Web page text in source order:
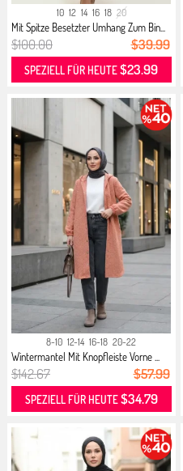
10 12 14 16 18 20
Mit Spitze Besetzter Umhang Zum Bin...
$100.00 $39.99
SPEZIELL FÜR HEUTE$23.99
8-10 12-14 16-18 20-22
Wintermantel Mit Knopfleiste Vorne ...
$142.67 $57.99
SPEZIELL FÜR HEUTE$34.79